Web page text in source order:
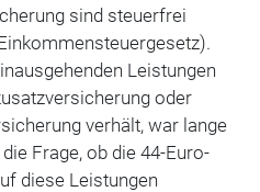
sind steuerfrei
Leistungen
oder
verhält, war lange
Frage, ob die 44-Euro-
diese Leistungen